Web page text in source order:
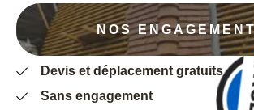
NOS
Devis et déplacement gratuits
Sans engagement